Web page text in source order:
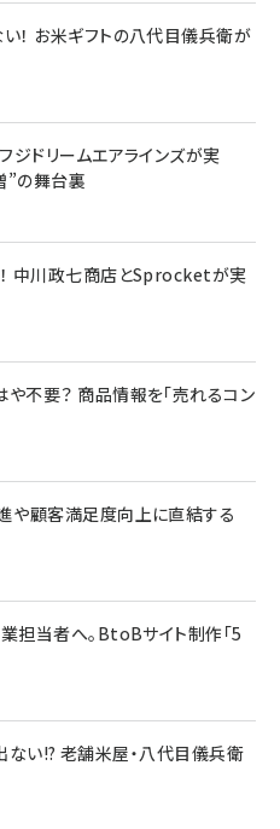
！ お米ギフトの八代目儀兵衛が
ジドリームエアラインズが実
”の舞台裏
中川政七商店とSprocketが実
不要？ 商品情報を「売れるコン
や顧客満足度向上に直結する
担当者へ。BtoBサイト制作「5
い!? 老舗米屋・八代目儀兵衛